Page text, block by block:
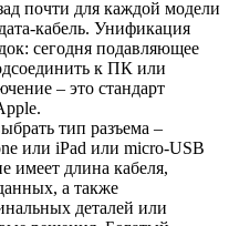
почти для каждой модели
кабель. Унификация
сегодня подавляющее
к ПК или
– это стандарт
тип разъема –
или iPad или micro-USB
имеет длина кабеля,
а также
деталей или